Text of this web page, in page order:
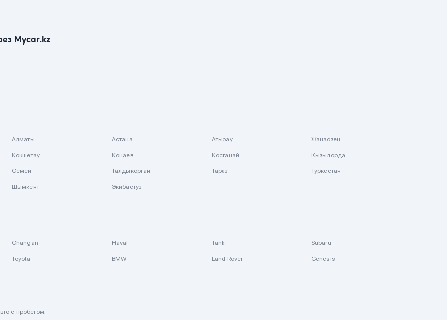
Mycar.kz
Алматы Астана Атырау Жанаозен
Кокшетау Конаев Костанай Кызылорда
Семей Талдыкорган Тараз Туркестан
Шымкент Экибастуз
Changan Haval Tank Subaru
Toyota BMW Land Rover Genesis
с пробегом.